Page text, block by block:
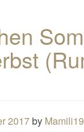
2017by